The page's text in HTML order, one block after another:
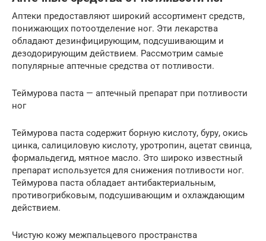
Аптеки предоставляют широкий ассортимент средств,
понижающих потоотделение ног. Эти лекарства
обладают дезинфицирующим, подсушивающим и
дезодорирующим действием. Рассмотрим самые
популярные аптечные средства от потливости.
Теймурова паста — аптечный препарат при потливости
ног
Теймурова паста содержит борную кислоту, буру, окись
цинка, салициловую кислоту, уротропин, ацетат свинца,
формальдегид, мятное масло. Это широко известный
препарат используется для снижения потливости ног.
Теймурова паста обладает антибактериальным,
противогрибковым, подсушивающим и охлаждающим
действием.
Чистую кожу межпальцевого пространства